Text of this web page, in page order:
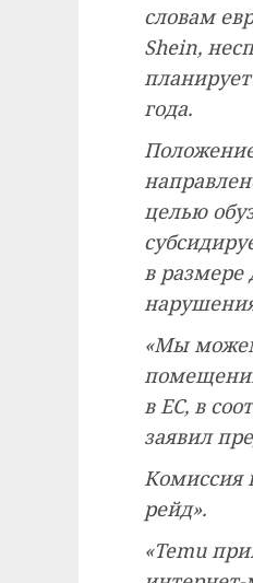
словам
Shein,
года.
целью
в размере
«Мы
в ЕС, в
заявил
Комиссия
рейд».
«Temu